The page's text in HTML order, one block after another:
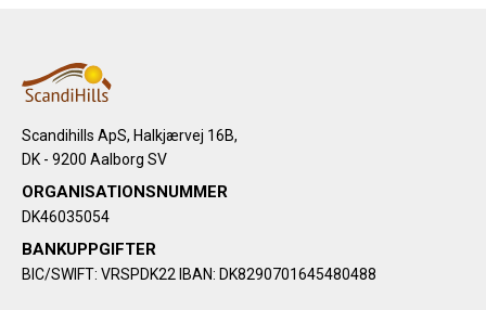
Scandihills ApS, Halkjærvej 16B,
DK - 9200 Aalborg SV
ORGANISATIONSNUMMER
DK46035054
BANKUPPGIFTER
BIC/SWIFT: VRSPDK22 IBAN: DK8290701645480488